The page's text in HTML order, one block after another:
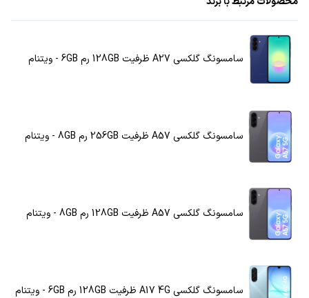
سامسونگ گلکسی A27 ظرفیت 128GB رم 6GB - ویتنام
سامسونگ گلکسی A57 ظرفیت 256GB رم 8GB - ویتنام
سامسونگ گلکسی A57 ظرفیت 128GB رم 8GB - ویتنام
سامسونگ گلکسی A17 4G ظرفیت 128GB رم 6GB - ویتنام